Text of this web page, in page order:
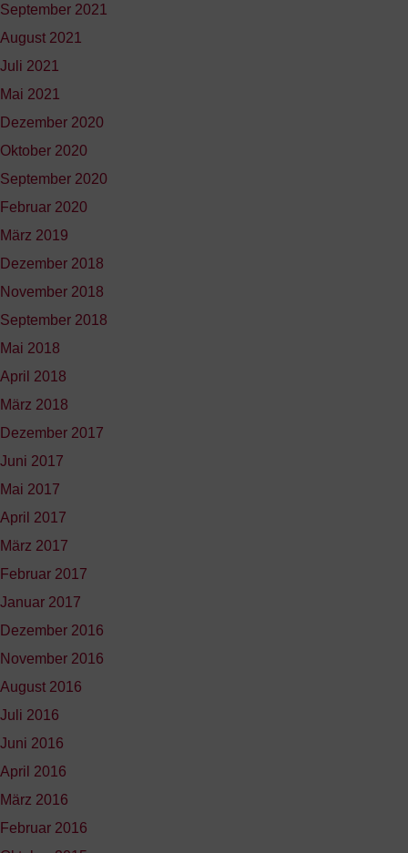
September 2021
August 2021
Juli 2021
Mai 2021
Dezember 2020
Oktober 2020
September 2020
Februar 2020
März 2019
Dezember 2018
November 2018
September 2018
Mai 2018
April 2018
März 2018
Dezember 2017
Juni 2017
Mai 2017
April 2017
März 2017
Februar 2017
Januar 2017
Dezember 2016
November 2016
August 2016
Juli 2016
Juni 2016
April 2016
März 2016
Februar 2016